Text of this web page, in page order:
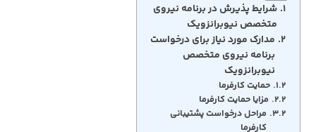
شرایط پذیرش در برنامه نیروی
متخصص نیوبرانزویک
مدارک مورد نیاز برای درخواست
برنامه نیروی متخصص
نیوبرانزویک
حمایت کارفرما
مزایا حمایت کارفرما
مراحل درخواست پشتیبانی
کارفرما